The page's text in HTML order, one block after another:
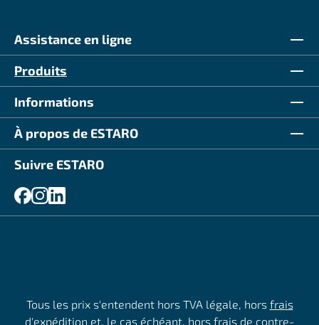
Assistance en ligne
Produits
Informations
À propos de ESTARO
Suivre ESTARO
Tous les prix s'entendent hors TVA légale, hors frais
d'expédition et, le cas échéant, hors frais de contre-